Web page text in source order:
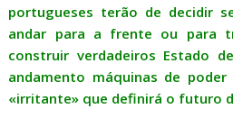
portugueses terão de decidir
andar para a frente ou para
construir verdadeiros Estado
andamento máquinas de
«irritante» que definirá o futuro